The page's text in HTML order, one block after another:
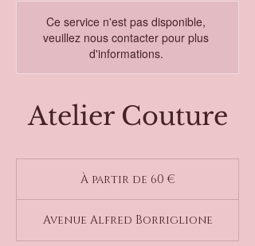
Ce service n'est pas disponible,
veuillez nous contacter pour plus
d'informations.
Atelier Couture
euros
À partir de 60 €
Avenue Alfred Borriglione